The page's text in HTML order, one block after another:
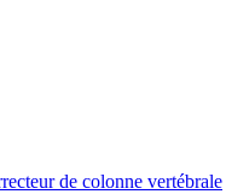
de colonne vertébrale